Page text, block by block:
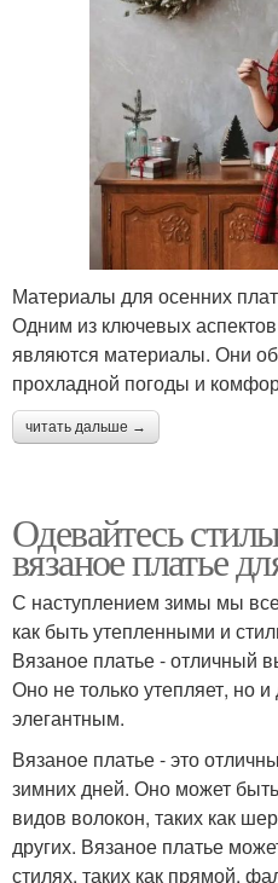
Материалы для осенних
Одним из ключевых
являются материалы. Они
прохладной погоды и
читать дальше →
Одевайтесь
вязаное платье
С наступлением зимы мы
как быть утепленными и
Вязаное платье - отличный
Оно не только утепляет, но
элегантным.
Вязаное платье - это
зимних дней. Оно может
видов волокон, таких как
других. Вязаное платье
стилях, таких как прямой,